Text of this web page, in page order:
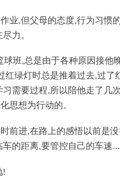
业,但父母的态度,行为习
力。
班,总是由于各种原因接
红绿灯时总是推着过去,过
需要过程,所以陪他走了
思想为行动的。
前进,在路上的感悟以前是
的距离,要管控自己的车速
!